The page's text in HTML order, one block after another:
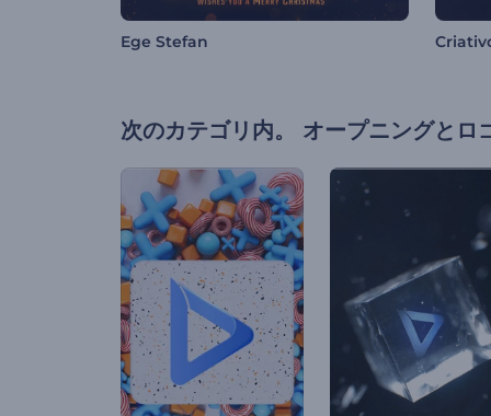
Ege Stefan
次のカテゴリ内。 オープニングとロ